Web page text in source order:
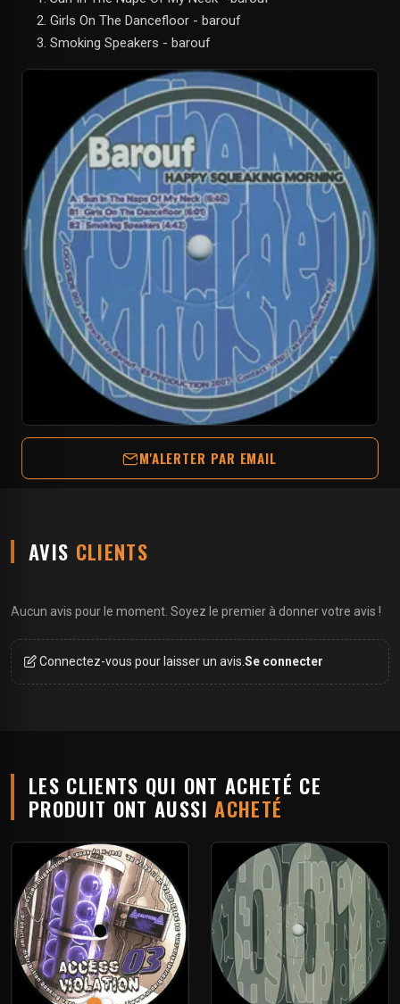
Girls On The Dancefloor - barouf
Smoking Speakers - barouf
M'ALERTER PAR EMAIL
AVIS CLIENTS
Aucun avis pour le moment. Soyez le premier à donner votre avis !
Connectez-vous pour laisser un avis. Se connecter
LES CLIENTS QUI ONT ACHETÉ CE
PRODUIT ONT AUSSIACHETÉ